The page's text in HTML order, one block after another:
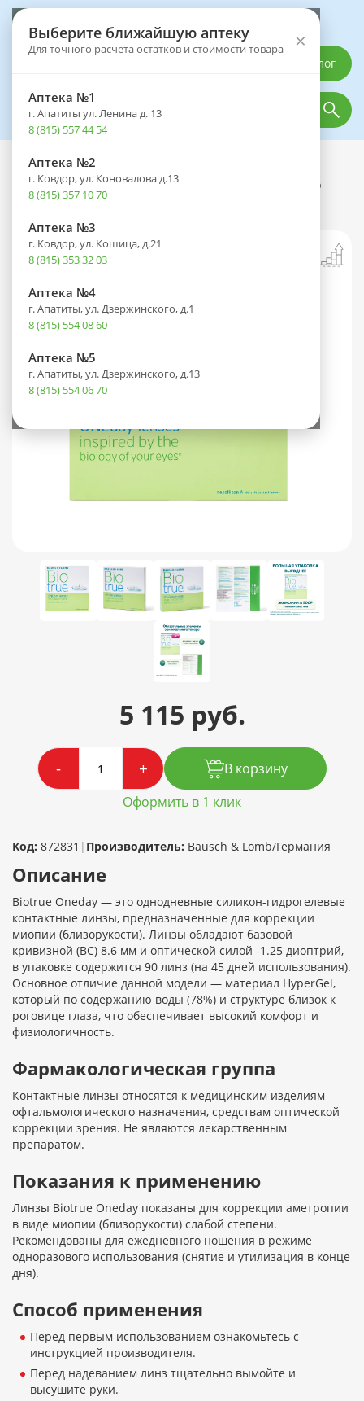
Выберите ближайшую аптеку
Для точного расчета остатков и стоимости товара ×
Аптека №1
г. Апатиты ул. Ленина д. 13
8 (815) 557 44 54
Аптека №2
г. Ковдор, ул. Коновалова д.13
8 (815) 357 10 70
Аптека №3
г. Ковдор, ул. Кошица, д.21
8 (815) 353 32 03
Аптека №4
г. Апатиты, ул. Дзержинского, д.1
8 (815) 554 08 60
Аптека №5
г. Апатиты, ул. Дзержинского, д.13
8 (815) 554 06 70
Каталог
Каталог Оптика
Линзы Biotrue Oneday (1 день) BC 8.6
контактные корриг. №90 (-1,25)
5 115 руб.
- +
В корзину
Оформить в 1 клик
Код: 872831 | Производитель: Bausch & Lomb/Германия
Описание
Biotrue Oneday — это однодневные силикон-гидрогелевые
контактные линзы, предназначенные для коррекции
миопии (близорукости). Линзы обладают базовой
кривизной (BC) 8.6 мм и оптической силой -1.25 диоптрий,
в упаковке содержится 90 линз (на 45 дней использования).
Основное отличие данной модели — материал HyperGel,
который по содержанию воды (78%) и структуре близок к
роговице глаза, что обеспечивает высокий комфорт и
физиологичность.
Фармакологическая группа
Контактные линзы относятся к медицинским изделиям
офтальмологического назначения, средствам оптической
коррекции зрения. Не являются лекарственным
препаратом.
Показания к применению
Линзы Biotrue Oneday показаны для коррекции аметропии
в виде миопии (близорукости) слабой степени.
Рекомендованы для ежедневного ношения в режиме
одноразового использования (снятие и утилизация в конце
дня).
Способ применения
Перед первым использованием ознакомьтесь с
инструкцией производителя.
Перед надеванием линз тщательно вымойте и
высушите руки.